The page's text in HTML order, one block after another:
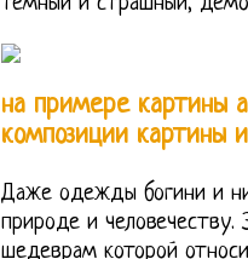
на примере картины
композиции картины
Даже одежды богини и
природе и
шедеврам которой